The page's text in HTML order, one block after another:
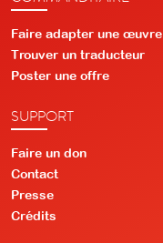
Faire adapter une œuvre
Trouver un traducteur
Poster une offre
SUPPORT
Faire un don
Contact
Presse
Crédits